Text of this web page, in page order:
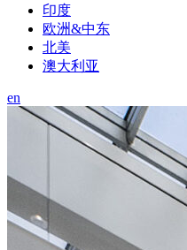
印度
欧洲&中东
北美
澳大利亚
en